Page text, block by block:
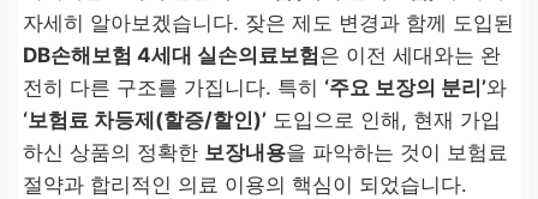
자세히 알아보겠습니다. 잦은 제도 변경과 함께 도입된
DB손해보험 4세대 실손의료보험은 이전 세대와는 완
전히 다른 구조를 가집니다. 특히 ‘주요 보장의 분리’와
‘보험료 차등제(할증/할인)’ 도입으로 인해, 현재 가입
하신 상품의 정확한 보장내용을 파악하는 것이 보험료
절약과 합리적인 의료 이용의 핵심이 되었습니다.